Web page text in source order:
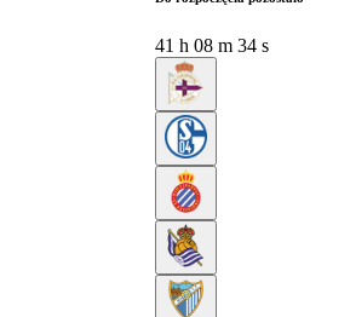
41 h 08 m 33 s